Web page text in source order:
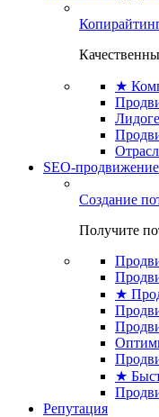
★
SEO-продвижение
Создание
Получите
★
★
Репутация